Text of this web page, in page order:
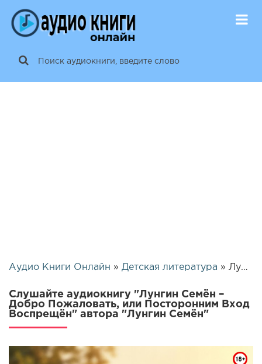
Аудио Книги Онлайн » Детская литература » Лунгин Семён – Добро Пожаловать, или Посторонним Вход Воспрещён | 26233
Слушайте аудиокнигу "Лунгин Семён –
Добро Пожаловать, или Посторонним Вход
Воспрещён" автора "Лунгин Семён"